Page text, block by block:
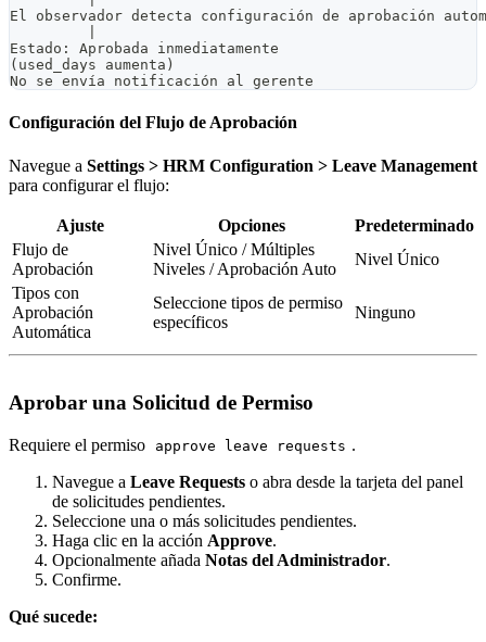
El observador detecta configuración de aprobación
Estado: Aprobada inmediatamente
(used_days aumenta)
No se envía notificación al gerente
Configuración del Flujo de Aprobación
Navegue a Settings > HRM Configuration > Leave Management
para configurar el flujo:
Ajuste Opciones
Predeterminado
Flujo de
Aprobación
Nivel Único / Múltiples
Niveles / Aprobación Auto
Nivel Único
Tipos con
Aprobación
Automática
Seleccione tipos de permiso
específicos
Ninguno
Aprobar una Solicitud de Permiso
Requiere el permiso approve leave requests .
Navegue a Leave Requests o abra desde la tarjeta del panel
de solicitudes pendientes.
Seleccione una o más solicitudes pendientes.
Haga clic en la acción Approve.
Opcionalmente añada Notas del Administrador.
Confirme.
Qué sucede: